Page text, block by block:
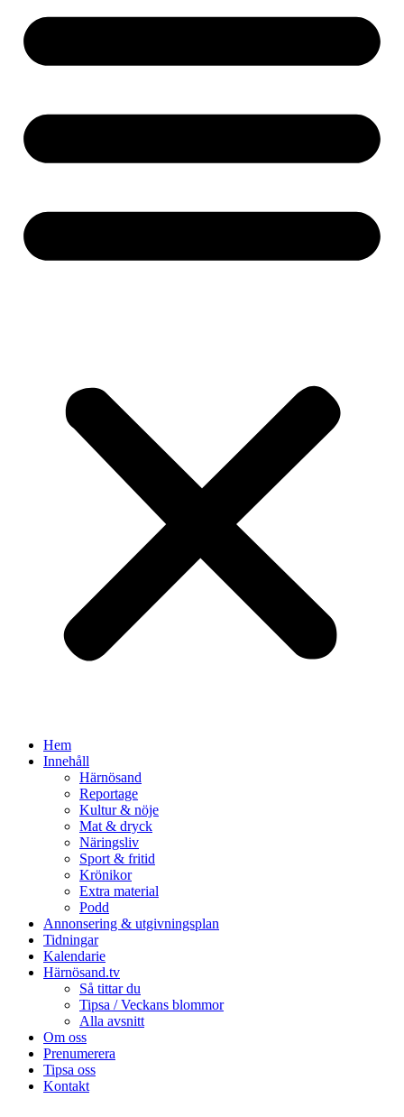
Hem
Innehåll
Härnösand
Reportage
Kultur & nöje
Mat & dryck
Näringsliv
Sport & fritid
Krönikor
Extra material
Podd
Annonsering & utgivningsplan
Tidningar
Kalendarie
Härnösand.tv
Så tittar du
Tipsa / Veckans blommor
Alla avsnitt
Om oss
Prenumerera
Tipsa oss
Kontakt